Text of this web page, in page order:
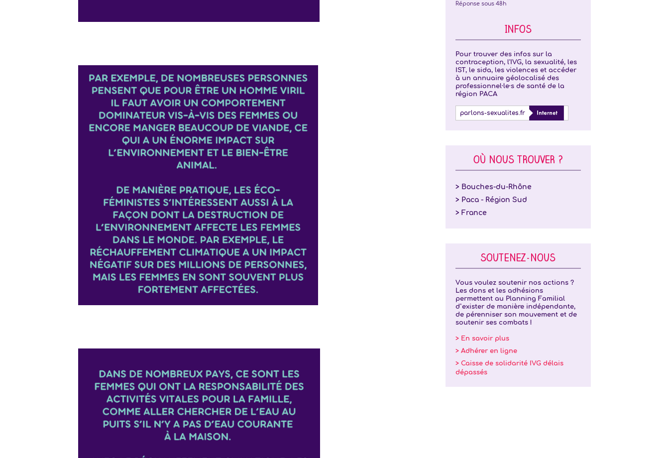
Réponse sous 48h
INFOS
Pour trouver des infos sur la
contraception, l'IVG, la sexualité, les
IST, le sida, les violences et accéder
à un annuaire géolocalisé des
professionnel·le·s de santé de la
région PACA
parlons-sexualites.fr
OÙ NOUS TROUVER ?
> Bouches-du-Rhône
> Paca - Région Sud
> France
SOUTENEZ-NOUS
Vous voulez soutenir nos actions ?
Les dons et les adhésions
permettent au Planning Familial
d’exister de manière indépendante,
de pérenniser son mouvement et de
soutenir ses combats !
> En savoir plus
> Adhérer en ligne
> Caisse de solidarité IVG délais
dépassés